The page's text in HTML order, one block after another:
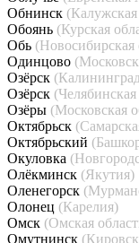
Обнинск (Калужская
Обоянь (Курская
Обь (Новосибирская
Одинцово
Озёрск
Озёрск (Челябинская
Озёры (Московская
Октябрьск
Октябрьский
Окуловка
Олёкминск (Якутия)
Оленегорск
Олонец (Карелия)
Омск (Омская
Омутнинск